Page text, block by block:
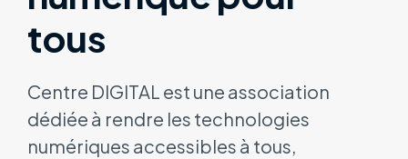
tous
Centre DIGITAL est une association
dédiée à rendre les technologies
numériques accessibles à tous,